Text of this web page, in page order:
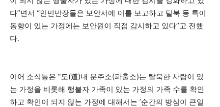
다”면서 “인민반장들은 보안서에 이를 보고하고 탈북 등 특이
동향이 있는 가정에는 보안원이 직접 감시하고 있다”고 전했
다.
이어 소식통은 “도(道)내 분주소(파출소)는 탈북한 사람이 있
는 가정을 비롯해 행불자 가족이 있는 가정의 가족 수를 확인
하고 확인이 되지 않는 가정에 대해서는 ‘순간의 방심이 큰일